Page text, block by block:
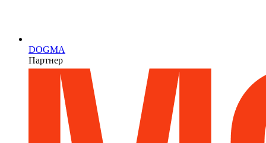
DOGMA
Партнер